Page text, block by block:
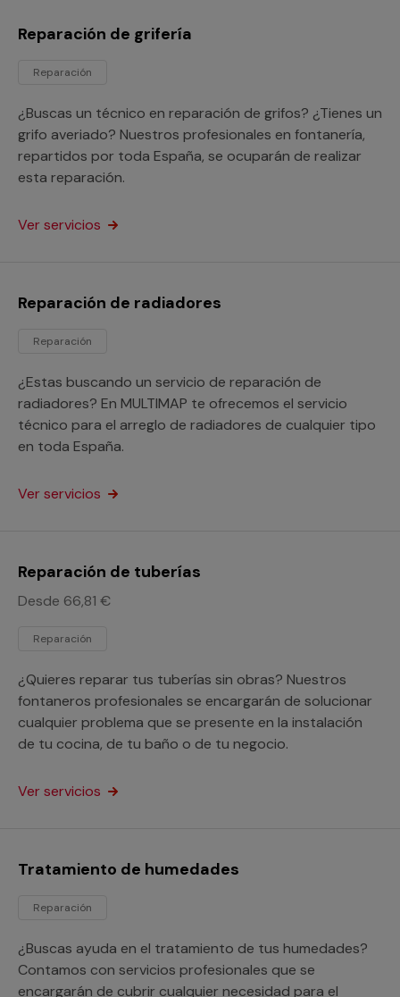
Reparación de grifería
Reparación
¿Buscas un técnico en reparación de grifos? ¿Tienes un
grifo averiado? Nuestros profesionales en fontanería,
repartidos por toda España, se ocuparán de realizar
esta reparación.
Ver servicios
Reparación de radiadores
Reparación
¿Estas buscando un servicio de reparación de
radiadores? En MULTIMAP te ofrecemos el servicio
técnico para el arreglo de radiadores de cualquier tipo
en toda España.
Ver servicios
Reparación de tuberías
Desde 66,81 €
Reparación
¿Quieres reparar tus tuberías sin obras? Nuestros
fontaneros profesionales se encargarán de solucionar
cualquier problema que se presente en la instalación
de tu cocina, de tu baño o de tu negocio.
Ver servicios
Tratamiento de humedades
Reparación
¿Buscas ayuda en el tratamiento de tus humedades?
Contamos con servicios profesionales que se
encargarán de cubrir cualquier necesidad para el